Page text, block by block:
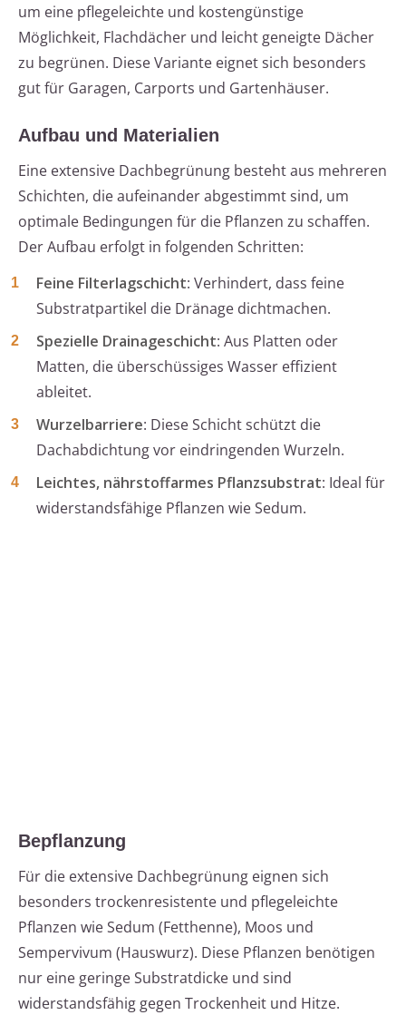
um eine pflegeleichte und kostengünstige
Möglichkeit, Flachdächer und leicht geneigte Dächer
zu begrünen. Diese Variante eignet sich besonders
gut für Garagen, Carports und Gartenhäuser.
Aufbau und Materialien
Eine extensive Dachbegrünung besteht aus mehreren
Schichten, die aufeinander abgestimmt sind, um
optimale Bedingungen für die Pflanzen zu schaffen.
Der Aufbau erfolgt in folgenden Schritten:
Feine Filterlagschicht: Verhindert, dass feine
Substratpartikel die Dränage dichtmachen.
Spezielle Drainageschicht: Aus Platten oder
Matten, die überschüssiges Wasser effizient
ableitet.
Wurzelbarriere: Diese Schicht schützt die
Dachabdichtung vor eindringenden Wurzeln.
Leichtes, nährstoffarmes Pflanzsubstrat: Ideal für
widerstandsfähige Pflanzen wie Sedum.
Bepflanzung
Für die extensive Dachbegrünung eignen sich
besonders trockenresistente und pflegeleichte
Pflanzen wie Sedum (Fetthenne), Moos und
Sempervivum (Hauswurz). Diese Pflanzen benötigen
nur eine geringe Substratdicke und sind
widerstandsfähig gegen Trockenheit und Hitze.